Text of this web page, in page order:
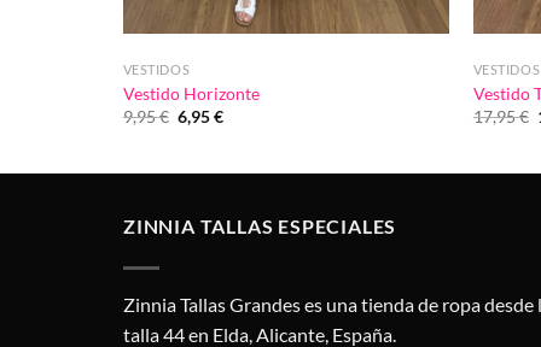
VESTIDOS
Vestido Horizonte
9,95€ El
precio
6,95€El
VESTIDOS
Vestido
17,95€
ZINNIA TALLAS ESPECIALES
Zinnia Tallas Grandes es una tienda de ropa desde
talla 44 en Elda, Alicante, España.